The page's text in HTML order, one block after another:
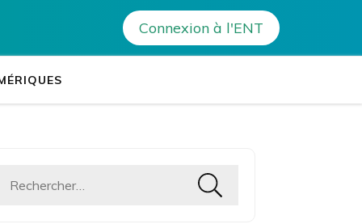
Leia
établissements de CorseConnexion à l'ENT
Rechercher :